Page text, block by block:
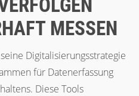
MESSEN
Digitalisierungsstrategie
für Datenerfassung
Diese Tools